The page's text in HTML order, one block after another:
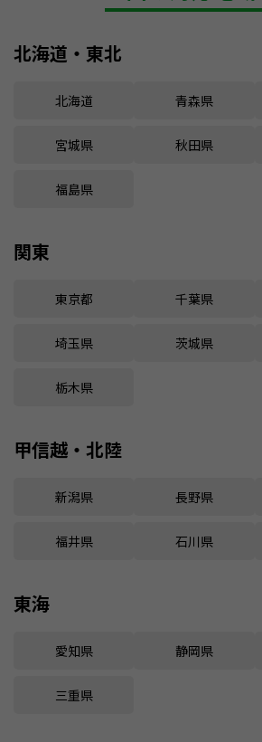
北海道・東北
北海道 青森県
宮城県 秋田県
福島県
関東
東京都 千葉県
埼玉県 茨城県
栃木県
甲信越・北陸
新潟県 長野県
福井県 石川県
東海
愛知県 静岡県
三重県